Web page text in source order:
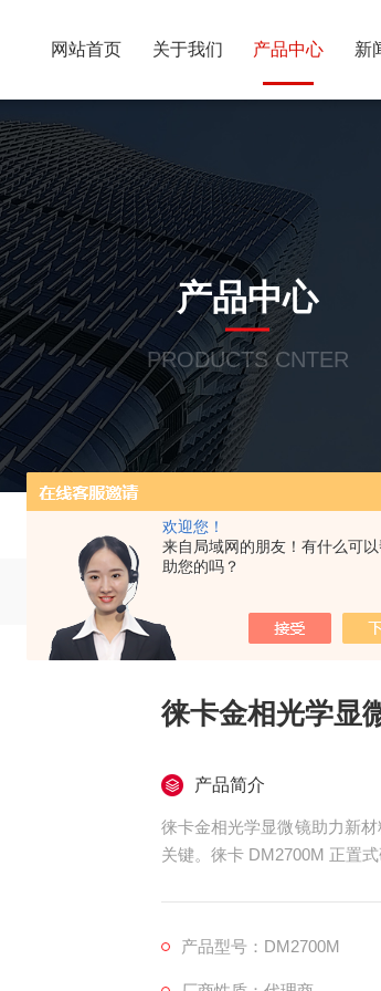
欢迎您！
来自局域网的朋友！有什么可
助您的吗？
网站首页 关于我们 产品中心 新
产品中心
PRODUCTS CNTER
首页
徕卡金相光学显
产品简介
徕卡金相光学显微镜助力新
关键。徕卡 DM2700M 正置
产品型号：DM2700M